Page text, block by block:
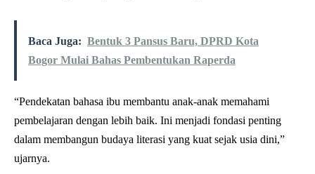
Baca Juga: Bentuk 3 Pansus Baru, DPRD Kota
Bogor Mulai Bahas Pembentukan Raperda
“Pendekatan bahasa ibu membantu anak-anak memahami
pembelajaran dengan lebih baik. Ini menjadi fondasi penting
dalam membangun budaya literasi yang kuat sejak usia dini,”
ujarnya.